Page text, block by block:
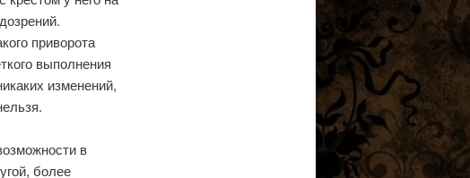
приворота
выполнения
изменений,
в
более